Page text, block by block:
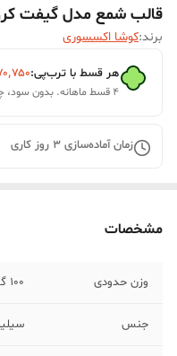
قالب شمع مدل گیفت
برند:کوشا اکسسوری
هر قسط با ترب‌پی:
۴ قسط ماهانه. بدون سود، چک و ضامن.
زمان آماده‌سازی 3 روز کاری
مشخصات
وزن حدودی 100 گرم
جنس